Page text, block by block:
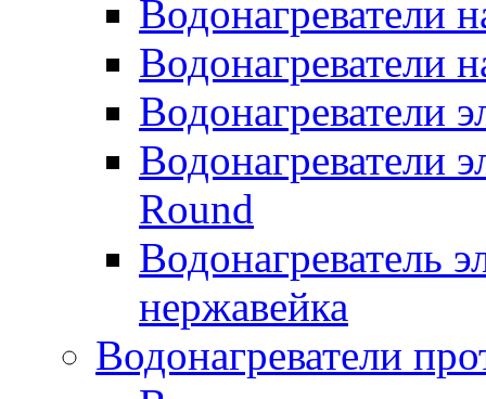
Водонагреватели
Водонагреватели
Водонагреватели
Водонагреватели
Round
Водонагреватель
нержавейка
Водонагреватели